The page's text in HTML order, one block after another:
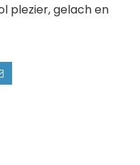
plezier, gelach en